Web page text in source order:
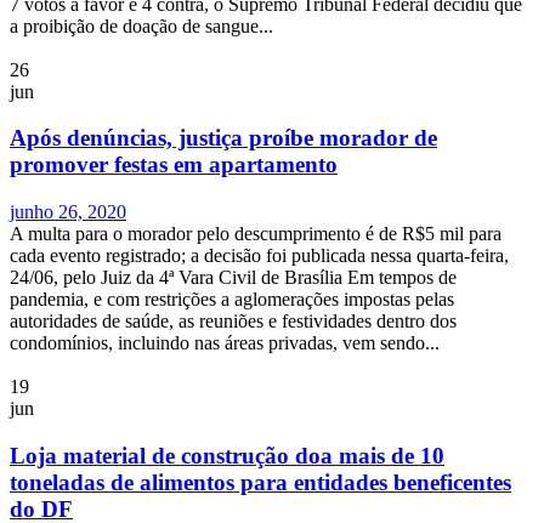
a proibição de doação de sangue...
26
jun
Após denúncias, justiça proíbe morador de
promover festas em apartamento
junho 26, 2020
A multa para o morador pelo descumprimento é de R$5 mil para
cada evento registrado; a decisão foi publicada nessa quarta-feira,
24/06, pelo Juiz da 4ª Vara Civil de Brasília Em tempos de
pandemia, e com restrições a aglomerações impostas pelas
autoridades de saúde, as reuniões e festividades dentro dos
condomínios, incluindo nas áreas privadas, vem sendo...
19
jun
Loja material de construção doa mais de 10
toneladas de alimentos para entidades beneficentes
do DF